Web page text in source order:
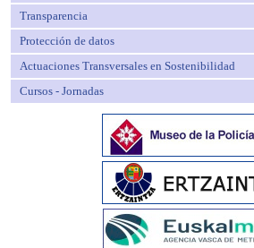
Transparencia
Protección de datos
Actuaciones Transversales en Sostenibilidad
Cursos - Jornadas